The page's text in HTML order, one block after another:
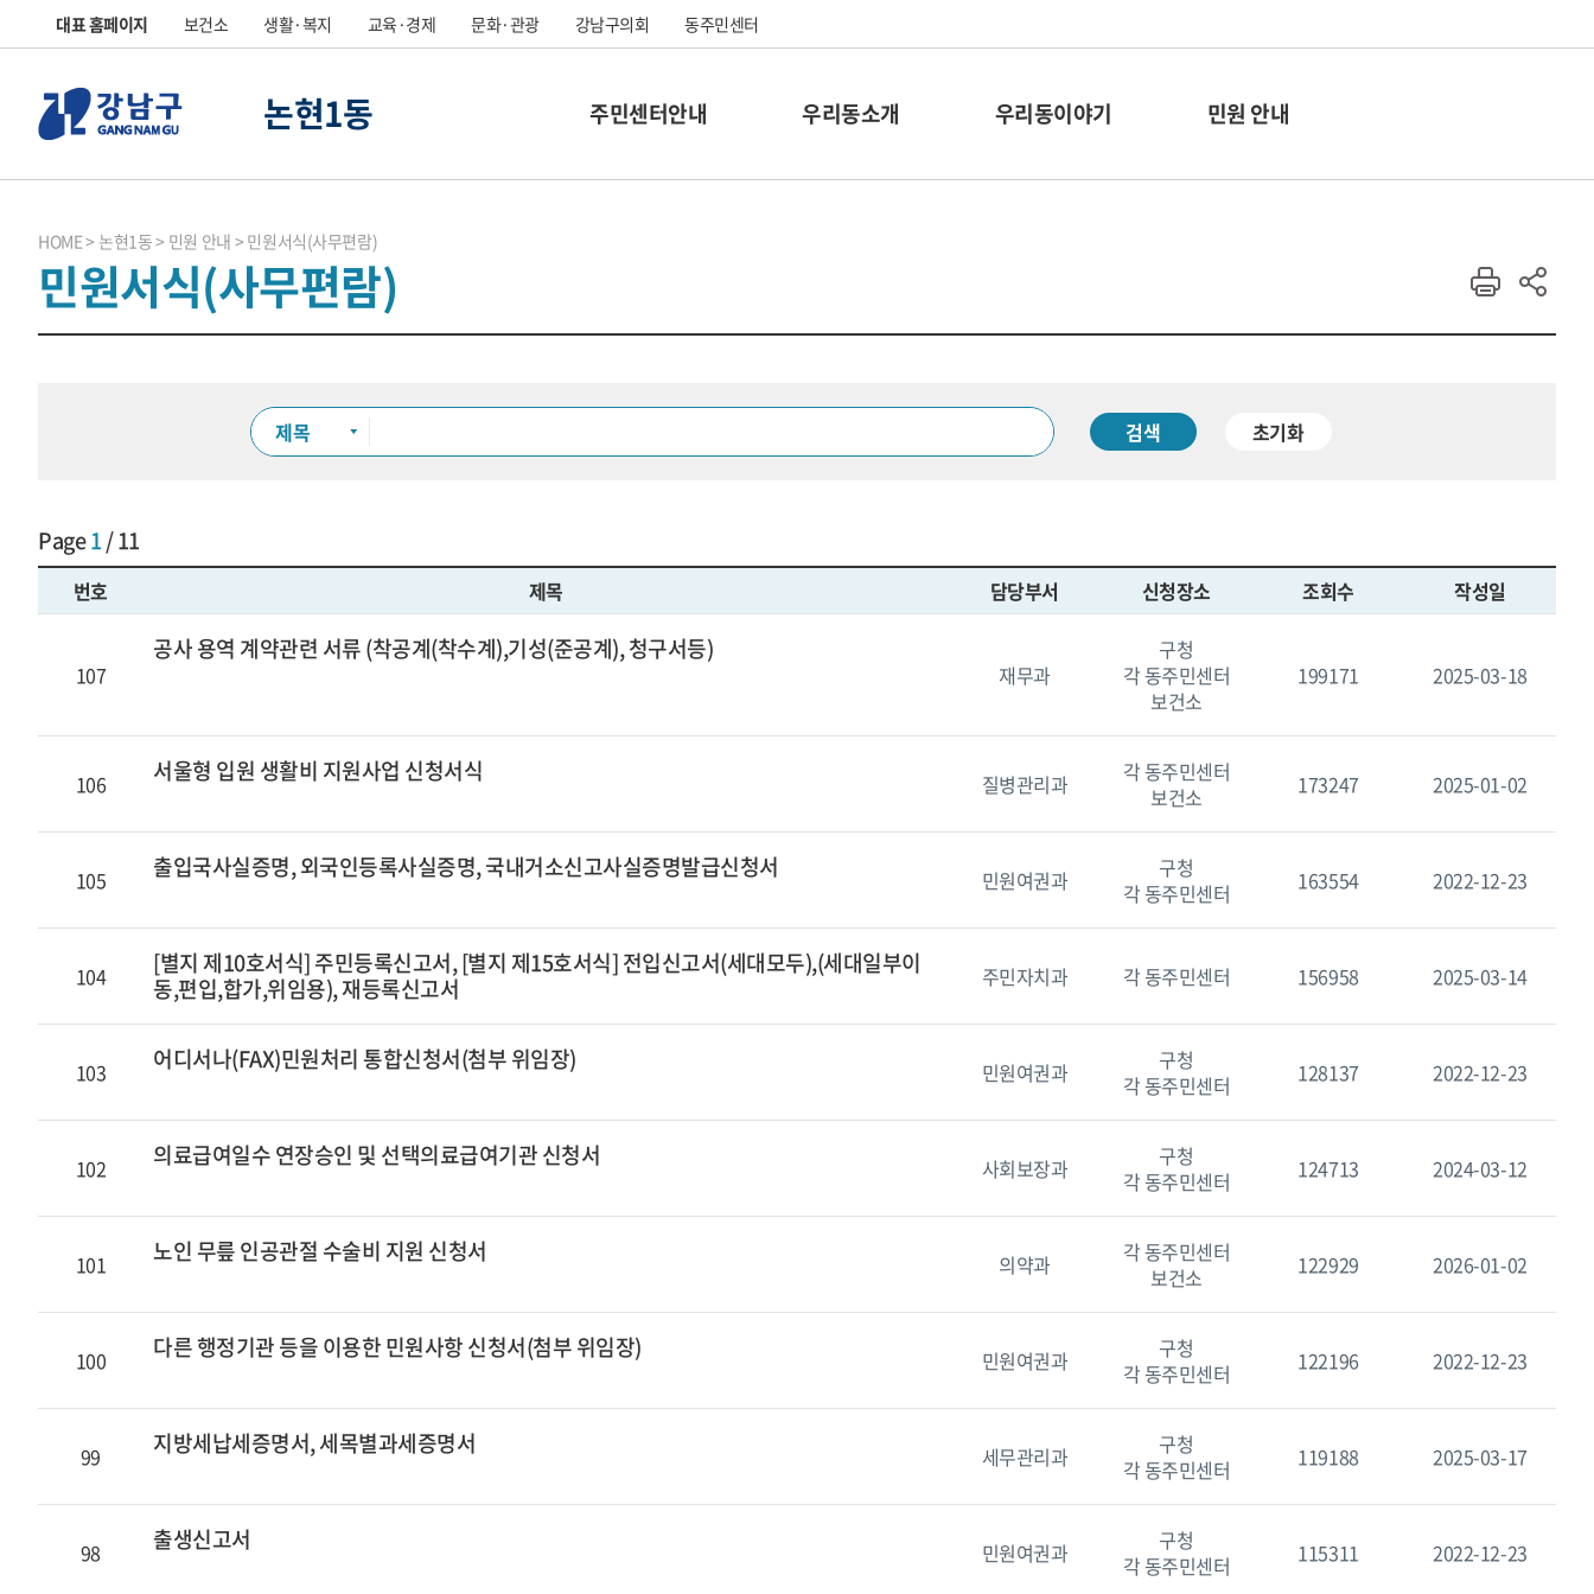
대표 홈페이지 보건소 생활·복지 교육·경제 문화·관광 강남구의회 동주민센터
논현1동 주민센터안내 우리동소개 우리동이야기 민원 안내
HOME 논현1동 민원 안내 민원서식(사무편람)
민원서식(사무편람)
검색 초기화
Page1/ 11
번호 제목 담당부서 신청장소 조회수 작성일
107
공사 용역 계약관련 서류 (착공계(착수계),기성(준공계), 청구서등)
재무과
구청
각 동주민센터
보건소
199171 2025-03-18
106 서울형 입원 생활비 지원사업 신청서식 질병관리과
각 동주민센터
보건소
173247 2025-01-02
105 출입국사실증명, 외국인등록사실증명, 국내거소신고사실증명발급신청서 민원여권과
구청
각 동주민센터
163554 2022-12-23
104
[별지 제10호서식] 주민등록신고서, [별지 제15호서식] 전입신고서(세대모두),(세대일부이
동,편입,합가,위임용), 재등록신고서
주민자치과 각 동주민센터 156958 2025-03-14
103 어디서나(FAX)민원처리 통합신청서(첨부 위임장) 민원여권과
구청
각 동주민센터
128137 2022-12-23
102 의료급여일수 연장승인 및 선택의료급여기관 신청서 사회보장과
구청
각 동주민센터
124713 2024-03-12
101 노인 무릎 인공관절 수술비 지원 신청서 의약과
각 동주민센터
보건소
122929 2026-01-02
100 다른 행정기관 등을 이용한 민원사항 신청서(첨부 위임장) 민원여권과
구청
각 동주민센터
122196 2022-12-23
99 지방세납세증명서, 세목별과세증명서 세무관리과
구청
각 동주민센터
119188 2025-03-17
98 출생신고서 민원여권과
구청
각 동주민센터
115311 2022-12-23